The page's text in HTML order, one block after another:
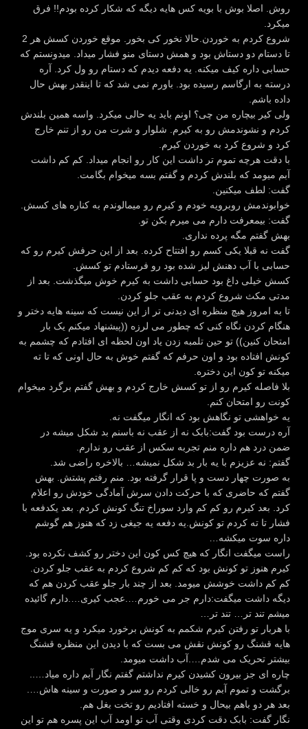
روش. اصلا بوش با بویه کس هایه دیگه که شکار کرده بودم!! فرق
میکرد.
شروع کردم به خوردن.حالا نخور کی بخور. موقع خوردن کسش هر 2
تا دستام دو دستاش بود و همش دستای منو فشار میداد. میدونستم که
حسابی داره کیف میکنه. یه دفعه دیدم که دستام رو ول کرد. آره
درسته به ارگاسم رسیده بود. باورم نمی شد که تا اینقدر بهش حال
داده باشم.
ولی کیر بیچاره من چی؟ اونم باید یه حالی میکرد. واسه همین بلندش
کردم و نشوندمش رو به کیرم. شلوار و شرت من رو از تنم خارج
کرد و شروع کرد به خوردن کیرم.
با دقت هرچه تموم تر داشت این کار رو انجام میداد. کم کم داشت
آبم میومد که بلندش کردم و گفتم بسه میخوام بگامت.
گفت: لطف میکنین.
خوابوندمش روبرویه خودم و کیرم رو میمالوندم به کناره های کسش.
گفت: بیمعرفت دارم می میرم بکن تو.
بهش گفتم مگه پرده نداری.
گفت نه قبلا یکی کسم رو افتتاح کرده. بعد از این حرفش کیرم رو که
حسابی با آب دهنش لیز شده بود رو فرستادم تو کسش.
کسش خیلی داغ بود حسابی داشت به کیرم خوش میگذشت. بعد از
مدتی مکث شروع کردم به عقب جلو کردن.
تا به امروز هیچ منظره ای دیدنی تر از این نیست که سینه هایه دختر و
هنگام کردن نگاه کنی که چطور می لرزه ((پیشنهاد میکنم یک بار
امتحان کنین)) تو حین تلمبه زدن یاد اون لحظه ای افتادم که چشمم به
کونش افتاده بود و اون حرفم که گفتم خوش به حال اونی که تا ته
میکنه تو کون این دختره.
بلا فاصله کیرم رو از تو کسش خارج کردم و بهش گفتم برگرد میخوام
کونت رو امتحان کنم.
یه خواهشی تو نگاهش بود که انگار میگفت نه.
آره درست بود گفت:بابک نه از عقب نه باسنم بد شکل میشه در
ضمن درد هم داره منم تجربه سکس از عقب رو ندارم.
گفتم: نه عزیزم با یه بار بد شکل نمیشه… بالاخره راضی شد.
به صورت چهار دست و پا قرار گرفته بود. منم رفتم پشتش. بهش
گفتم که حاضری که با حرکت دادن سرش آمادگی خودش رو اعلام
کرد. بعد کیرم رو کم کم وارد سوراخ تنگ کونش کردم. بعد یکدفعه با
فشار تا ته کردم تو کونش.یه دفعه یه جیغی زد که هنوز هم گوشم
داره سوت میکشه…
راست میگفت انگار که هیچ کس کون این دختر رو کشف نکرده بود.
کیرم هنوز تو کونش بود که کم کم شروع کردم به عقب جلو کردن.
کم کم داشت خوشش میومد. بعد از چند بار جلو عقب کردن هم که
دیگه داشت میگفت:دارم جر می خورم….عجب کیری….دارم گائیده
میشم تند تر… تند تر…
با هربار تو رفتن کیرم شکمم به کونش برخورد میکرد و یه سری موج
هایه قشنگ رو کونش نقش می بست که با دیدن این منظره قشنگ
بیشتر تحریک می شدم….آب داشت میومد.
چاره ای جز بیرون کشیدن کیرم نداشتم گفتم نگار آبم داره میاد…..
برگشت و تموم آبم رو خالی کردم رو سر و صورت و سینه هاش….
بعد هر دو باهم بیحال و خسته افتادیم رو تخت بغل هم.
نگار گفت: بابک دقت کردی وقتی آب تو اومد آب این پسره هم تو این